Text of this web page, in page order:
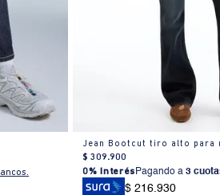
Jean Bootcut tiro alto para
$ 309.900
0% Interés Pagando a3
$ 216.930